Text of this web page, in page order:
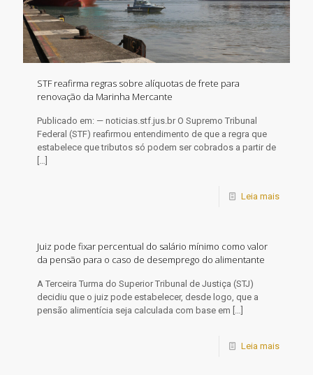
STF reafirma regras sobre alíquotas de frete para
renovação da Marinha Mercante
Publicado em: — noticias.stf.jus.br O Supremo Tribunal
Federal (STF) reafirmou entendimento de que a regra que
estabelece que tributos só podem ser cobrados a partir de
[…]
Leia mais
Juiz pode fixar percentual do salário mínimo como valor
da pensão para o caso de desemprego do alimentante
​A Terceira Turma do Superior Tribunal de Justiça (STJ)
decidiu que o juiz pode estabelecer, desde logo, que a
pensão alimentícia seja calculada com base em […]
Leia mais